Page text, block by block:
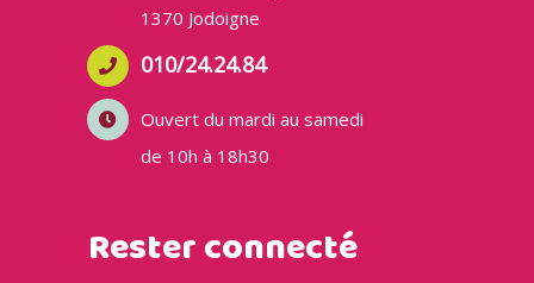
1370 Jodoigne
010/24.24.84
Ouvert du mardi au samedi
de 10h à 18h30
Rester connecté